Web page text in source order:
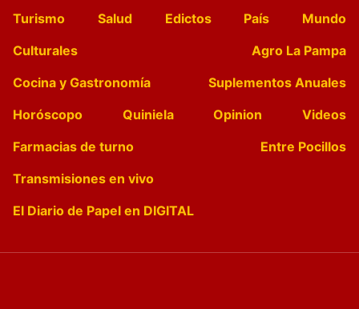
Turismo
Salud Edictos País
Mundo
Culturales
Agro La Pampa
Cocina y Gastronomía
Suplementos Anuales
Horóscopo
Quiniela Opinion
Videos
Farmacias de turno
Entre Pocillos
Transmisiones en vivo
El Diario de Papel en DIGITAL